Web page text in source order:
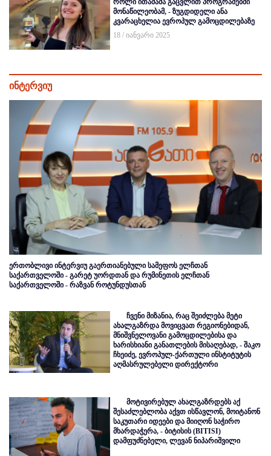
როლი ითამაშა გაცვლით პროგრამებში
მონაწილეობამ, - ზუგდიდელი ანა
კვარაცხელია ევროპულ გამოცდილებაზე
18 / იანვარი 2025
ინტერვიუ
ერთობლივი ინტერვიუ გაერთიანებული სამეფოს ელჩთან
საქართველოში - გარეტ უორდთან და რუმინეთის ელჩთან
საქართველოში - რაზვან როტუნდუსთან
ჩვენი მიზანია, რაც შეიძლება მეტი
ახალგაზრდა მოვიცვათ რეგიონებიდან,
მნიშვნელოვანი გამოცდილებისა და
ხარისხიანი განათლების მისაღებად, - შაკო
ჩხეიძე, ევროპულ-ქართული ინსტიტუტის
აღმასრულებელი დირექტორი
მოტივირებულ ახალგაზრდებს აქ
შესაძლებლობა აქვთ ისწავლონ, მოიტანონ
საკუთარი იდეები და მიიღონ საჭირო
მხარდაჭერა, - ბიტისის (BITISI)
დამფუძნებელი, ლევან ნიპარიშვილი